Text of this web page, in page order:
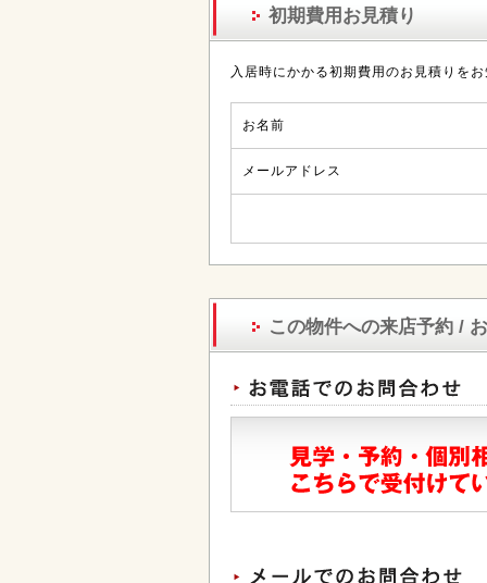
初期費用お見積り
入居時にかかる初期費用のお見積りを
お名前
メールアドレス
この物件への来店予約 /